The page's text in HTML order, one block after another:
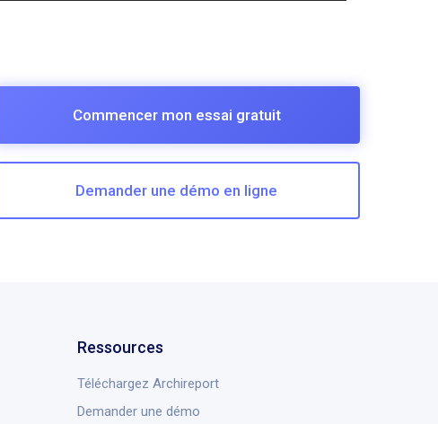
Commencer mon essai gratuit
Demander une démo en ligne
Ressources
Téléchargez Archireport
Demander une démo